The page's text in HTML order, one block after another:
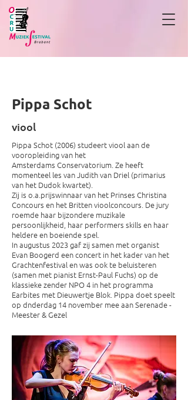
Pippa Schot
viool
Pippa Schot (2006) studeert viool aan de
vooropleiding van het
Amsterdams Conservatorium. Ze heeft
momenteel les van Judith van Driel (primarius
van het Dudok kwartet).
Zij is o.a.prijswinnaar van het Prinses Christina
Concours en het Britten vioolconcours. De jury
roemde haar bijzondere muzikale
persoonlijkheid, haar performers skills en haar
heldere en boeiende spel.
In augustus 2023 gaf zij samen met organist
Evan Boogerd een concert in het kader van het
Grachtenfestival en was ook te beluisteren
(samen met pianist Ernst-Paul Fuchs) op de
klassieke zender NPO 4 in het programma
Earbites met Dieuwertje Blok. Pippa doet speelt
op dnderdag 14 november mee aan Serenade -
Meester & Gezel